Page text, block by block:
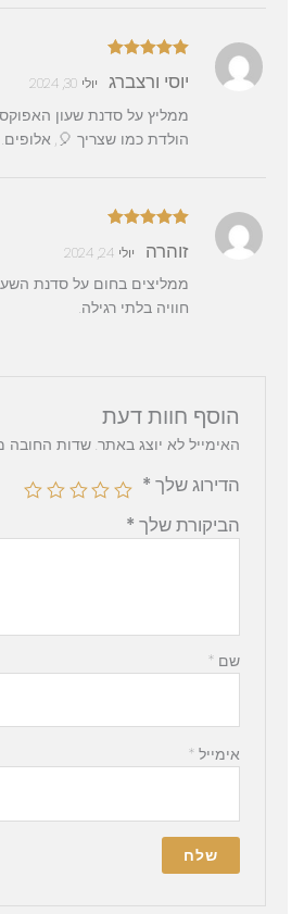
5
יוסי ורצברג יולי 30, 2024
ממליץ על סדנת שעון
הולדת כמו שצריך 🎈, אלופים.
5
זוהרה יולי 24, 2024
ממליצים בחום על סדנת
חוויה בלתי רגילה.
הוסף חוות דעת
האימייל לא יוצג באתר. שדות החובה
הדירוג שלך *
הביקורת שלך *
שם*
אימייל*